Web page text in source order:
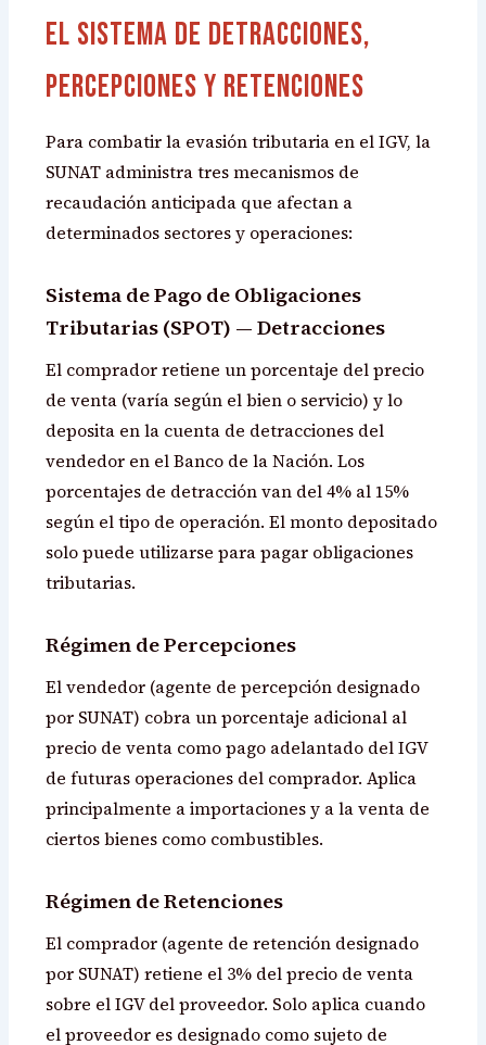
El Sistema de Detracciones,
Percepciones y Retenciones
Para combatir la evasión tributaria en el IGV, la
SUNAT administra tres mecanismos de
recaudación anticipada que afectan a
determinados sectores y operaciones:
Sistema de Pago de Obligaciones
Tributarias (SPOT) — Detracciones
El comprador retiene un porcentaje del precio
de venta (varía según el bien o servicio) y lo
deposita en la cuenta de detracciones del
vendedor en el Banco de la Nación. Los
porcentajes de detracción van del 4% al 15%
según el tipo de operación. El monto depositado
solo puede utilizarse para pagar obligaciones
tributarias.
Régimen de Percepciones
El vendedor (agente de percepción designado
por SUNAT) cobra un porcentaje adicional al
precio de venta como pago adelantado del IGV
de futuras operaciones del comprador. Aplica
principalmente a importaciones y a la venta de
ciertos bienes como combustibles.
Régimen de Retenciones
El comprador (agente de retención designado
por SUNAT) retiene el 3% del precio de venta
sobre el IGV del proveedor. Solo aplica cuando
el proveedor es designado como sujeto de